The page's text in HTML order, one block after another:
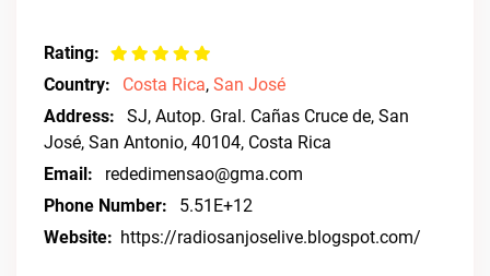
Rating:
Country:
Costa Rica, San José
Address:
SJ, Autop. Gral. Cañas Cruce de, San
José, San Antonio, 40104, Costa Rica
Email:
rededimensao@gma.com
Phone Number:
5.51E+12
Website: https://radiosanjoselive.blogspot.com/